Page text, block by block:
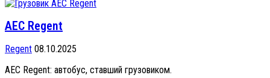
AEC Regent
Regent 08.10.2025
AEC Regent: автобус, ставший грузовиком.